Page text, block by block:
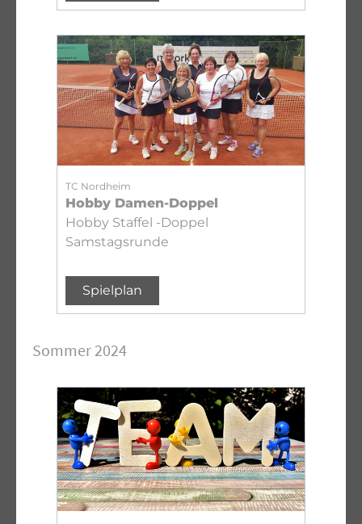
TC Nordheim
Hobby Damen-Doppel
Hobby Staffel -Doppel
Samstagsrunde
Spielplan
Sommer 2024